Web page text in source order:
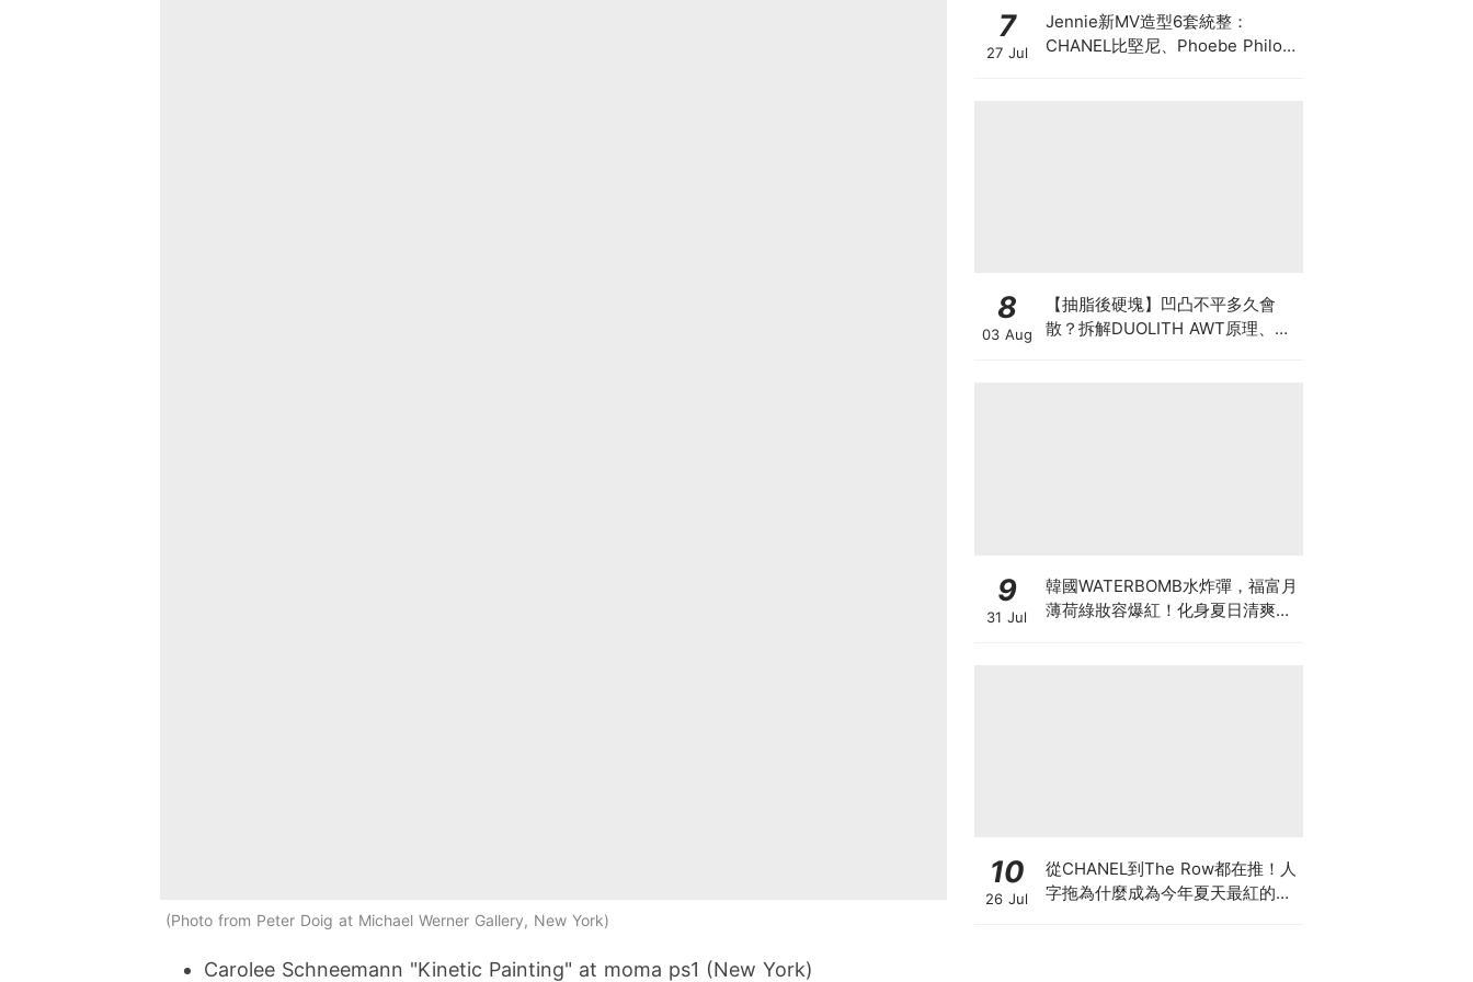
Photo from Peter Doig at Michael Werner Gallery, New York
Carolee Schneemann "Kinetic Painting" at moma ps1 (New York)
7
27 Jul
Jennie新MV造型6套統整：
CHANEL比堅尼、Phoebe Philo
8
03 Aug
【抽脂後硬塊】凹凸不平多久會
散？拆解DUOLITH AWT原理、按
9
31 Jul
韓國WATERBOMB水炸彈，福富月
薄荷綠妝容爆紅！化身夏日清爽
10
26 Jul
從CHANEL到The Row都在推！人
字拖為什麼成為今年夏天最紅的